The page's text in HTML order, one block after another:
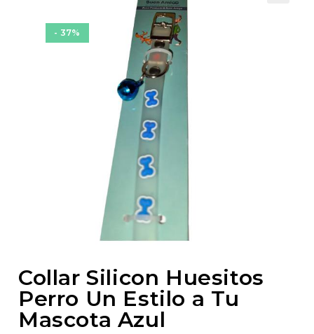
- 37%
Collar Silicon Huesitos
Perro Un Estilo a Tu
Mascota Azul